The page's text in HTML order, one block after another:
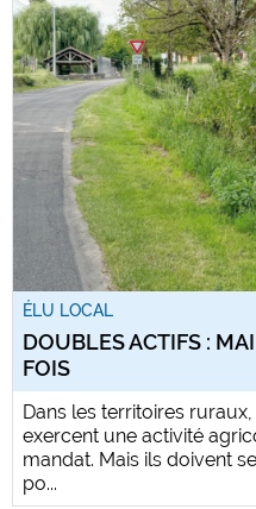
ÉLU LOCAL
DOUBLES ACTIFS :
FOIS
Dans les territoires
exercent une activité
mandat. Mais ils doivent
po...